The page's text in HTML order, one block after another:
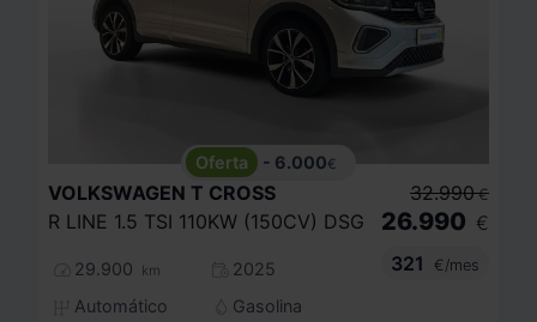
- 6.000€
VOLKSWAGEN T CROSS
R LINE 1.5 TSI 110KW (150CV) DSG
29.900 km
2025
Automático
Gasolina
32.990 €
26.990 €
321
€/mes